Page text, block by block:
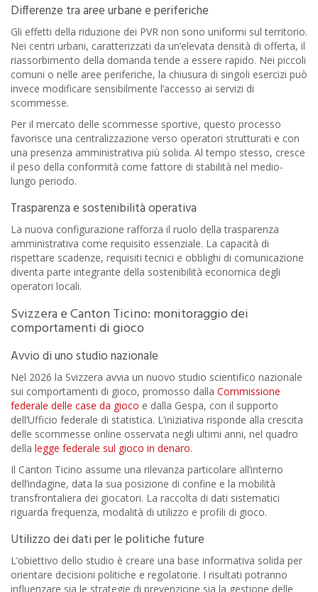
Differenze tra aree urbane e periferiche
Gli effetti della riduzione dei PVR non sono uniformi sul territorio.
Nei centri urbani, caratterizzati da un’elevata densità di offerta, il
riassorbimento della domanda tende a essere rapido. Nei piccoli
comuni o nelle aree periferiche, la chiusura di singoli esercizi può
invece modificare sensibilmente l’accesso ai servizi di
scommesse.
Per il mercato delle scommesse sportive, questo processo
favorisce una centralizzazione verso operatori strutturati e con
una presenza amministrativa più solida. Al tempo stesso, cresce
il peso della conformità come fattore di stabilità nel medio-
lungo periodo.
Trasparenza e sostenibilità operativa
La nuova configurazione rafforza il ruolo della trasparenza
amministrativa come requisito essenziale. La capacità di
rispettare scadenze, requisiti tecnici e obblighi di comunicazione
diventa parte integrante della sostenibilità economica degli
operatori locali.
Svizzera e Canton Ticino: monitoraggio dei
comportamenti di gioco
Avvio di uno studio nazionale
Nel 2026 la Svizzera avvia un nuovo studio scientifico nazionale
sui comportamenti di gioco, promosso dalla Commissione
federale delle case da gioco e dalla Gespa, con il supporto
dell’Ufficio federale di statistica. L’iniziativa risponde alla crescita
delle scommesse online osservata negli ultimi anni, nel quadro
della legge federale sul gioco in denaro.
Il Canton Ticino assume una rilevanza particolare all’interno
dell’indagine, data la sua posizione di confine e la mobilità
transfrontaliera dei giocatori. La raccolta di dati sistematici
riguarda frequenza, modalità di utilizzo e profili di gioco.
Utilizzo dei dati per le politiche future
L’obiettivo dello studio è creare una base informativa solida per
orientare decisioni politiche e regolatorie. I risultati potranno
influenzare sia le strategie di prevenzione sia la gestione delle